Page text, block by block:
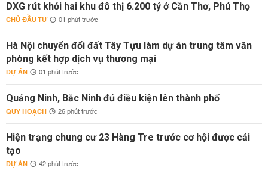
DXG rút khỏi hai khu đô thị 6.200 tỷ ở Cần Thơ, Phú Thọ
CHỦ ĐẦU TƯ 01 phút trước
Hà Nội chuyển đổi đất Tây Tựu làm dự án trung tâm văn
phòng kết hợp dịch vụ thương mại
DỰ ÁN 01 phút trước
Quảng Ninh, Bắc Ninh đủ điều kiện lên thành phố
QUY HOẠCH 26 phút trước
Hiện trạng chung cư 23 Hàng Tre trước cơ hội được cải
tạo
DỰ ÁN 42 phút trước